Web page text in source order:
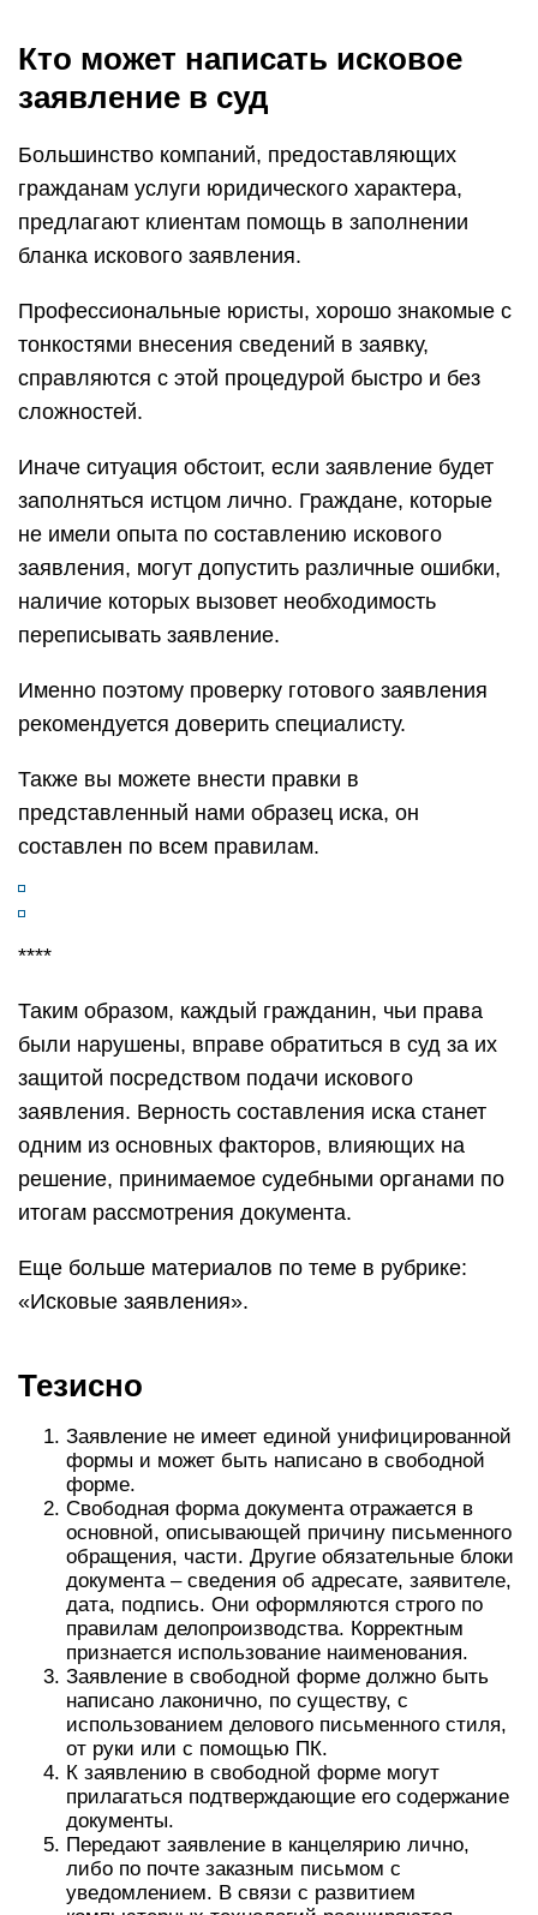
Кто может написать исковое
заявление в суд
Большинство компаний, предоставляющих
гражданам услуги юридического характера,
предлагают клиентам помощь в заполнении
бланка искового заявления.
Профессиональные юристы, хорошо знакомые с
тонкостями внесения сведений в заявку,
справляются с этой процедурой быстро и без
сложностей.
Иначе ситуация обстоит, если заявление будет
заполняться истцом лично. Граждане, которые
не имели опыта по составлению искового
заявления, могут допустить различные ошибки,
наличие которых вызовет необходимость
переписывать заявление.
Именно поэтому проверку готового заявления
рекомендуется доверить специалисту.
Также вы можете внести правки в
представленный нами образец иска, он
составлен по всем правилам.
****
Таким образом, каждый гражданин, чьи права
были нарушены, вправе обратиться в суд за их
защитой посредством подачи искового
заявления. Верность составления иска станет
одним из основных факторов, влияющих на
решение, принимаемое судебными органами по
итогам рассмотрения документа.
Еще больше материалов по теме в рубрике:
«Исковые заявления».
Тезисно
Заявление не имеет единой унифицированной
формы и может быть написано в свободной
форме.
Свободная форма документа отражается в
основной, описывающей причину письменного
обращения, части. Другие обязательные блоки
документа – сведения об адресате, заявителе,
дата, подпись. Они оформляются строго по
правилам делопроизводства. Корректным
признается использование наименования.
Заявление в свободной форме должно быть
написано лаконично, по существу, с
использованием делового письменного стиля,
от руки или с помощью ПК.
К заявлению в свободной форме могут
прилагаться подтверждающие его содержание
документы.
Передают заявление в канцелярию лично,
либо по почте заказным письмом с
уведомлением. В связи с развитием